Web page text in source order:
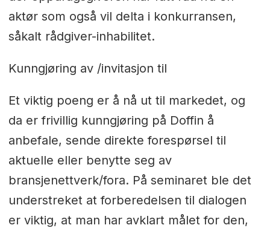
aktør som også vil delta i konkurransen,
såkalt rådgiver-inhabilitet.
Kunngjøring av /invitasjon til
Et viktig poeng er å nå ut til markedet, og
da er frivillig kunngjøring på Doffin å
anbefale, sende direkte forespørsel til
aktuelle eller benytte seg av
bransjenettverk/fora. På seminaret ble det
understreket at forberedelsen til dialogen
er viktig, at man har avklart målet for den,